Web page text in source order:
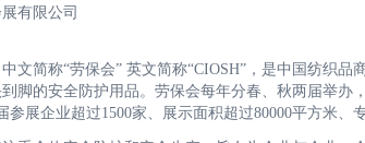
有限公司
文简称“劳保会” 英文简称“CIOSH”，是中国纺织
脚的安全防护用品。劳保会每年分春、秋两届举办
参展企业超过1500家、展示面积超过80000平方米、